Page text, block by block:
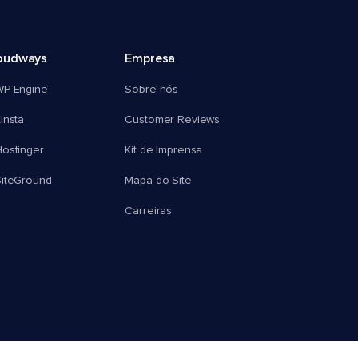
Engine
Empresa
Sobre nós
Customer Reviews
Kit de Imprensa
Mapa do Site
Carreiras